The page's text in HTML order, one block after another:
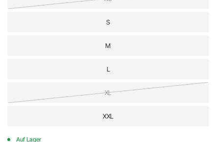
S
M
L
XL
XXL
Auf Lager